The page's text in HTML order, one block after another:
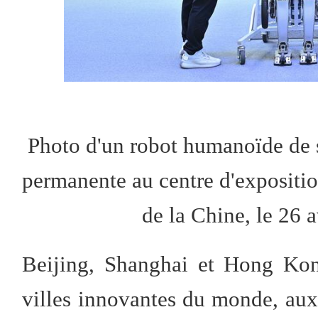
Photo d'un robot humanoïde
permanente au centre
de la Chine, le 26
Beijing, Shanghai et Hong
villes innovantes du monde,